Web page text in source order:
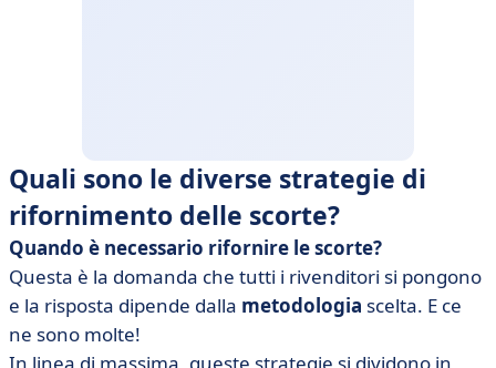
Quali sono le diverse strategie di
rifornimento delle scorte?
Quando è necessario rifornire le scorte?
Questa è la domanda che tutti i rivenditori si pongono
e la risposta dipende dalla metodologia scelta. E ce
ne sono molte!